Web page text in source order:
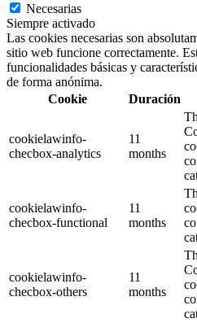
Necesarias
Siempre activado
Las cookies necesarias son
sitio web funcione correctamente.
funcionalidades básicas y
de forma anónima.
Cookie
Duración
cookielawinfo-
checbox-analytics
11
months
cookielawinfo-
checbox-functional
11
months
cookielawinfo-
checbox-others
11
months